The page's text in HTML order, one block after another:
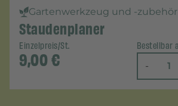
Gartenwerkzeug und -zubehör
Staudenplaner
Einzelpreis/St.
9,00€
Bestellbar
-